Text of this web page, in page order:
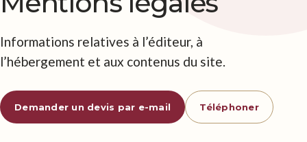
Informations relatives à l’éditeur, à
l’hébergement et aux contenus du site.
Demander un devis par e-mail Téléphoner